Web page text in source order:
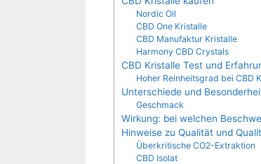
Nordic Oil
CBD One Kristalle
CBD Manufaktur Kristalle
Harmony CBD Crystals
CBD Kristalle Test und
Hoher Reinheitsgrad bei CBD
Unterschiede und
Geschmack
Wirkung: bei welchen
Hinweise zu Qualität und
Überkritische CO2-Extraktion
CBD Isolat